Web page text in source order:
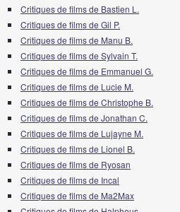
Critiques de films de Bastien L.
Critiques de films de Gil P.
Critiques de films de Manu B.
Critiques de films de Sylvain T.
Critiques de films de Emmanuel G.
Critiques de films de Lucie M.
Critiques de films de Christophe B.
Critiques de films de Jonathan C.
Critiques de films de Lujayne M.
Critiques de films de Lionel B.
Critiques de films de Ryosan
Critiques de films de Incal
Critiques de films de Ma2Max